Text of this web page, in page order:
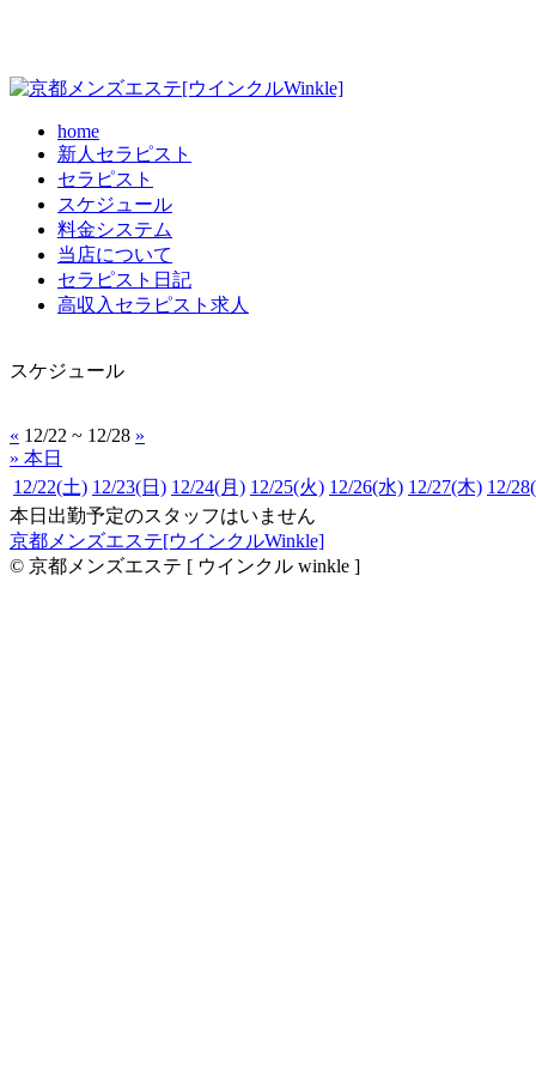
home
新人セラピスト
セラピスト
スケジュール
料金システム
当店について
セラピスト日記
高収入セラピスト求人
スケジュール
« 12/22 ~ 12/28 »
» 本日
12/22(土) 12/23(日) 12/24(月) 12/25(火) 12/26(水) 12/27(木) 12/28
本日出勤予定のスタッフはいません
京都メンズエステ[ウインクルWinkle]
© 京都メンズエステ [ ウインクル winkle ]